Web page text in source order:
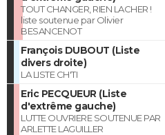
TOUT CHANGER, RIEN LACHER !
liste soutenue par Olivier
BESANCENOT
François DUBOUT (Liste
divers droite)
LA LISTE CH'TI
Eric PECQUEUR (Liste
d'extrême gauche)
LUTTE OUVRIERE SOUTENUE PAR
ARLETTE LAGUILLER